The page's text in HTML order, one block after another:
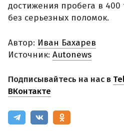
достижения пробега в
без серьезных поломок.
Автор: Иван Бахарев
Источник: Autonews
Подписывайтесь на нас в
ВКонтакте